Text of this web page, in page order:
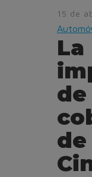
15 de
La
de
de